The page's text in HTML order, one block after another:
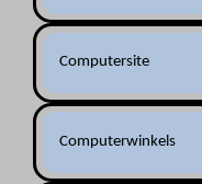
Computersite
Computerwinkels